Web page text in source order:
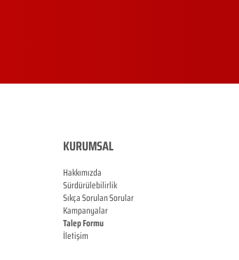
KURUMSAL
Hakkımızda
Sürdürülebilirlik
Sıkça Sorulan Sorular
Kampanyalar
Talep Formu
İletişim